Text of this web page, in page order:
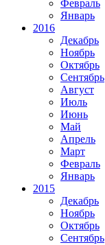
Февраль
Январь
2016
Декабрь
Ноябрь
Октябрь
Сентябрь
Август
Июль
Июнь
Май
Апрель
Март
Февраль
Январь
2015
Декабрь
Ноябрь
Октябрь
Сентябрь